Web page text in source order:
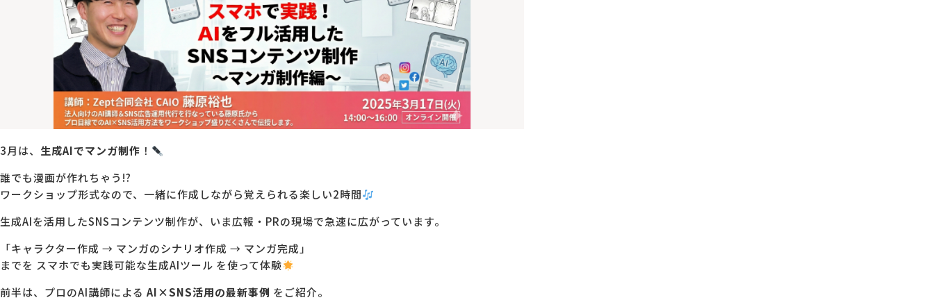
3月は、 生成AIでマンガ制作 ！
誰でも漫画が作れちゃう!?
ワークショップ形式なので、一緒に作成しながら覚えられる楽しい2時間
生成AIを活用したSNSコンテンツ制作が、いま広報・PRの現場で急速に広がっています。
「キャラクター作成 → マンガのシナリオ作成 → マンガ完成」
までを スマホでも実践可能な生成AIツール を使って体験
前半は、プロのAI講師による AI×SNS活用の最新事例 をご紹介。